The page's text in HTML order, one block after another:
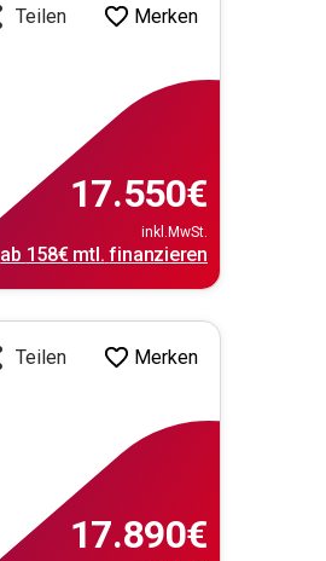
Teilen Merken
17.550€
inkl.MwSt.
ab 158€mtl. finanzieren
Teilen Merken
17.890€